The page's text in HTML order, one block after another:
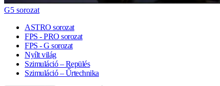
G5 sorozat
ASTRO sorozat
FPS - PRO sorozat
FPS - G sorozat
Nyílt világ
Szimuláció – Repülés
Szimuláció – Űrtechnika